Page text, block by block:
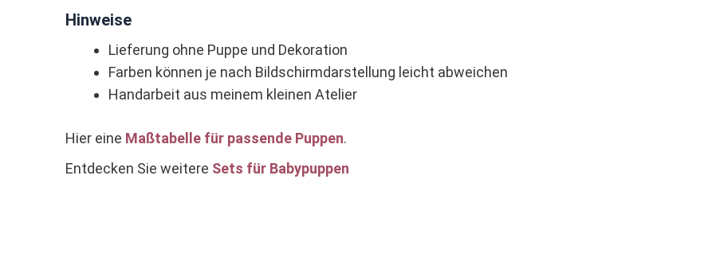
Hinweise
Lieferung ohne Puppe und Dekoration
Farben können je nach Bildschirmdarstellung leicht abweichen
Handarbeit aus meinem kleinen Atelier
Hier eine Maßtabelle für passende Puppen.
Entdecken Sie weitere Sets für Babypuppen